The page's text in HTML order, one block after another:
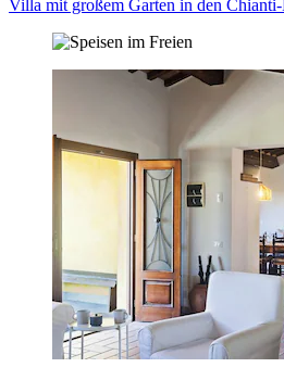
Villa mit großem Garten in den